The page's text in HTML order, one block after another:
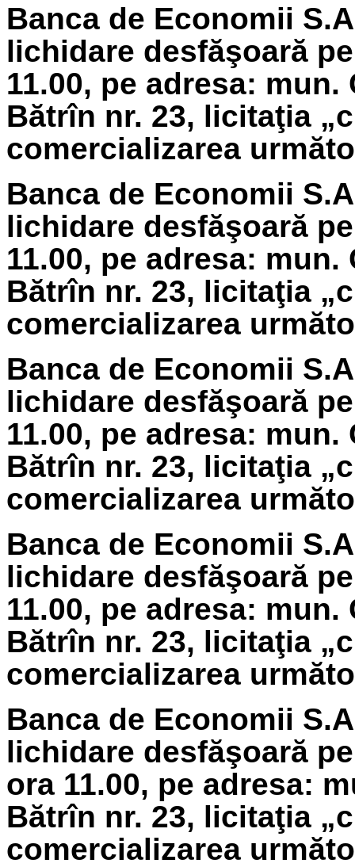
Banca de Economii
lichidare desfăşoară
11.00, pe adresa:
Bătrîn nr. 23, licitaţia
comercializarea
Banca de Economii
lichidare desfăşoară
11.00, pe adresa:
Bătrîn nr. 23, licitaţia
comercializarea
Banca de Economii
lichidare desfăşoară
11.00, pe adresa:
Bătrîn nr. 23, licitaţia
comercializarea
Banca de Economii
lichidare desfăşoară
11.00, pe adresa:
Bătrîn nr. 23, licitaţia
comercializarea
Banca de Economii
lichidare desfăşoară
ora 11.00, pe adresa:
Bătrîn nr. 23, licitaţia
comercializarea